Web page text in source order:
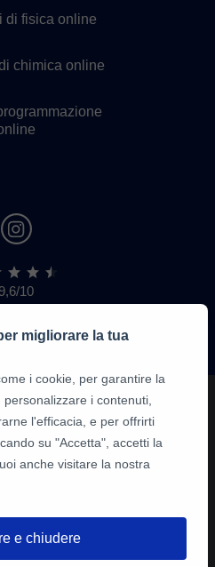
di fisica online
chimica online
9,6/10
di
alunni
migliorare la tua
i cookie, per garantire la
i contenuti,
l'efficacia, e per offrirti
su "Accetta", accetti la
anche visitare la nostra
e chiudere